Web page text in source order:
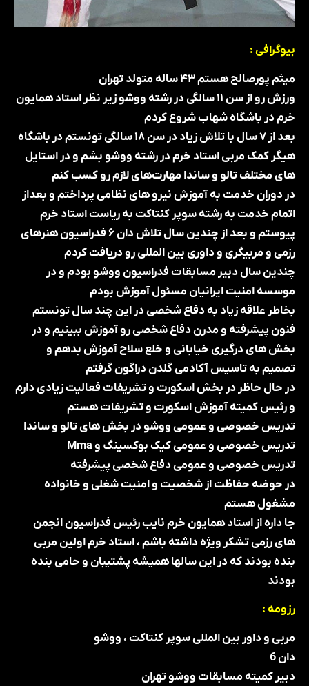
بیوگرافی :
میثم پورصالح هستم ۴۳ ساله متولد تهران
ورزش رو از سن ۱۱ سالگی در رشته ووشو زیر نظر استاد همایون
خرم در باشگاه شهاب شروع کردم
بعد از ۷ سال با تلاش زیاد در سن ۱۸ سالگی تونستم در باشگاه
هیگر کمک مربی استاد خرم در رشته ووشو بشم و در استایل
های مختلف تالو و ساندا مهارت‌های لازم رو کسب کنم
در دوران خدمت به آموزش نیرو های نظامی پرداختم و بعداز
اتمام خدمت به رشته سوپر کنتاکت به ریاست استاد خرم
پیوستم و بعد از چندین سال تلاش دان ۶ فدراسیون هنرهای
رزمی و مربیگری و داوری بین المللی رو دریافت کردم
چندین سال دبیر مسابقات فدراسیون ووشو بودم و در
موسسه امنیت ایرانیان مسئول آموزش بودم
بخاطر علاقه زیاد به دفاع شخصی در این چند سال تونستم
فنون پیشرفته و مدرن دفاع شخصی رو آموزش ببینیم و در
بخش های درگیری خیابانی و خلع سلاح آموزش بدهم و
تصمیم به تاسیس آکادمی گلدن دراگون گرفتم
در حال حاظر در بخش اسکورت و تشریفات فعالیت زیادی دارم
و رئیس کمیته آموزش اسکورت و تشریفات هستم
تدریس خصوصی و عمومی ووشو در بخش های تالو و ساندا
تدریس خصوصی و عمومی کیک بوکسینگ و Mma
تدریس خصوصی و عمومی دفاع شخصی پیشرفته
در حوضه حفاظت از شخصیت و امنیت شغلی و خانواده
مشغول هستم
جا داره از استاد همایون خرم نایب رئیس فدراسیون انجمن
های رزمی تشکر ویژه داشته باشم ، استاد خرم اولین مربی
بنده بودند که در این سالها همیشه پشتیبان و حامی بنده
بودند
رزومه :
مربی و داور بین المللی سوپر کنتاکت ، ووشو
دان 6
دبیر کمیته مسابقات ووشو تهران